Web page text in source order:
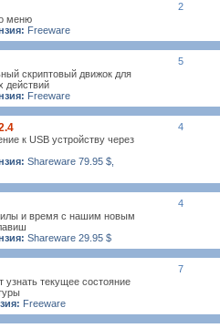
меню
Freeware
2
скриптовый движок для
действий
Freeware
5
к USB устройству через
Shareware 79.95 $,
4
и время с нашим новым
Shareware 29.95 $
4
узнать текущее состояние
Freeware
7